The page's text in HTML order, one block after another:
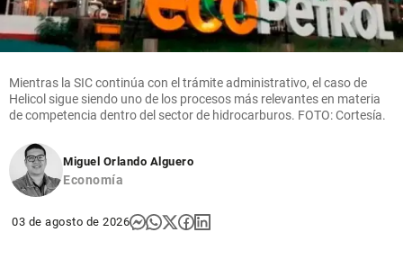
Mientras la SIC continúa con el trámite administrativo, el caso de
Helicol sigue siendo uno de los procesos más relevantes en materia
de competencia dentro del sector de hidrocarburos. FOTO: Cortesía.
Miguel Orlando Alguero
Economía
03 de agosto de 2026